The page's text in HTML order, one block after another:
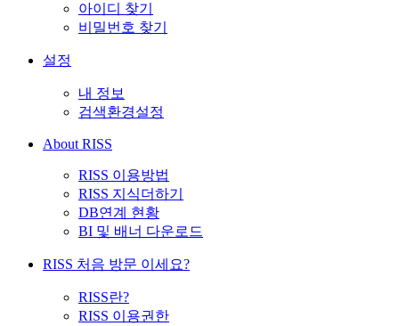
아이디 찾기
비밀번호 찾기
설정
내 정보
검색환경설정
About RISS
RISS 이용방법
RISS 지식더하기
DB연계 현황
BI 및 배너 다운로드
RISS 처음 방문 이세요?
RISS란?
RISS 이용권한